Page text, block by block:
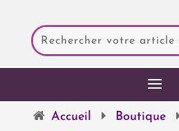
Accueil Boutique